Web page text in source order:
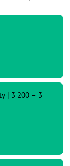
| 3 200 – 3